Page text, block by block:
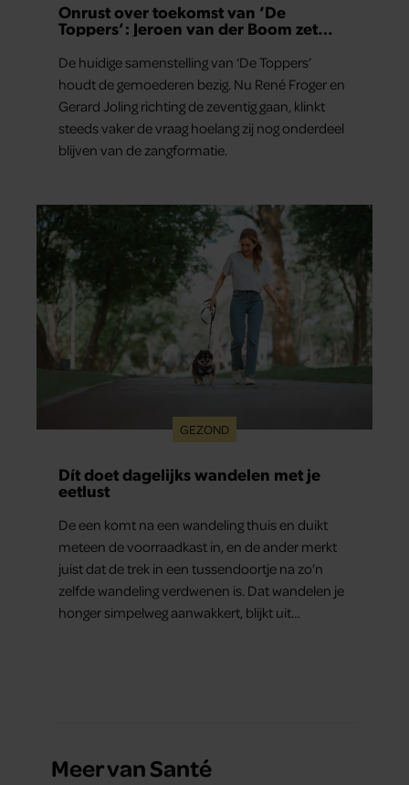
Onrust over toekomst van ‘De
Toppers’: Jeroen van der Boom zet
De huidige samenstelling van ‘De Toppers’
houdt de gemoederen bezig. Nu René Froger en
Gerard Joling richting de zeventig gaan, klinkt
steeds vaker de vraag hoelang zij nog onderdeel
blijven van de zangformatie.
GEZOND
Dít doet dagelijks wandelen met je
eetlust
De een komt na een wandeling thuis en duikt
meteen de voorraadkast in, en de ander merkt
juist dat de trek in een tussendoortje na zo’n
zelfde wandeling verdwenen is. Dat wandelen je
honger simpelweg aanwakkert, blijkt uit
Meer van Santé